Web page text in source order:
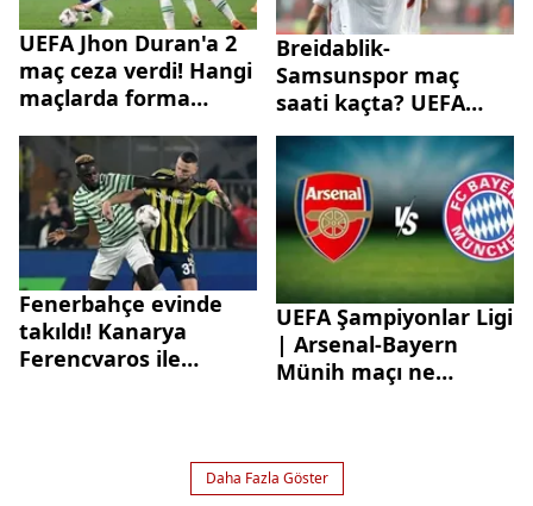
UEFA Jhon Duran'a 2
maç ceza verdi! Hangi
maçlarda forma
Breidablik-
Samsunspor maç
saati kaçta? UEFA
Konferans Ligi
Samsunspor maçı
hangi kanalda?
Fenerbahçe evinde
takıldı! Kanarya
Ferencvaros ile
UEFA Şampiyonlar Ligi
| Arsenal-Bayern
Münih maçı ne
Daha Fazla Göster